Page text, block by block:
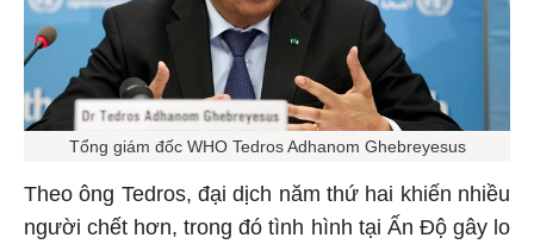
Tổng giám đốc WHO Tedros Adhanom Ghebreyesus
Theo ông Tedros, đại dịch năm thứ hai khiến nhiều
người chết hơn, trong đó tình hình tại Ấn Độ gây lo